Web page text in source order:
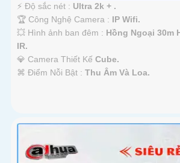
️⚡ Độ sắc nét : Ultra 2k + .
🏆 Công Nghệ Camera : IP Wifi.
💥 Hình ảnh ban đêm : Hồng Ngoại 30m
IR.
💎 Camera Thiết Kế Cube.
️⌘ Điểm Nỗi Bật : Thu Âm Và Loa.